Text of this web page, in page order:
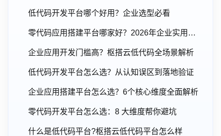
低代码开发平台哪个好用？企业选型必看
企业应用开发门槛高？枢搭云低代码全场景解析
低代码开发平台怎么选？从认知误区到落地验证
企业应用搭建平台怎么选？6个核心维度全面解析
零代码开发平台怎么选：8 大维度帮你避坑
什么是低代码平台?枢搭云低代码平台怎么样